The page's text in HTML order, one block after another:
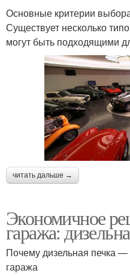
Основные критерии
Существует несколько
могут быть подходящими
читать дальше →
Экономичное
гаража:
Почему дизельная печка
гаража